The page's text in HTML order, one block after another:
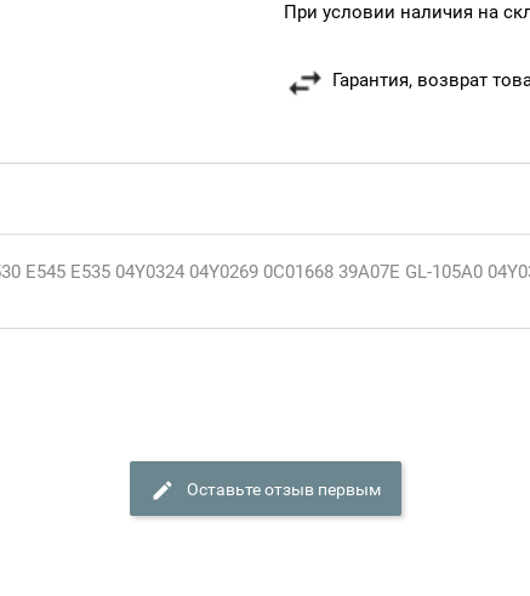
При условии наличия на
Гарантия, возврат
E545 E535 04Y0324 04Y0269 0C01668 39A07E GL-105A0
Оставьте отзыв первым